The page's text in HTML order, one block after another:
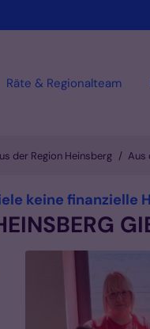
Räte & Regionalteam
der Region Heinsberg Aus
keine finanzielle